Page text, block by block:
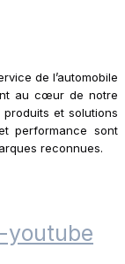
de l’automobile
au cœur de notre
et solutions
performance sont
reconnues.
youtube